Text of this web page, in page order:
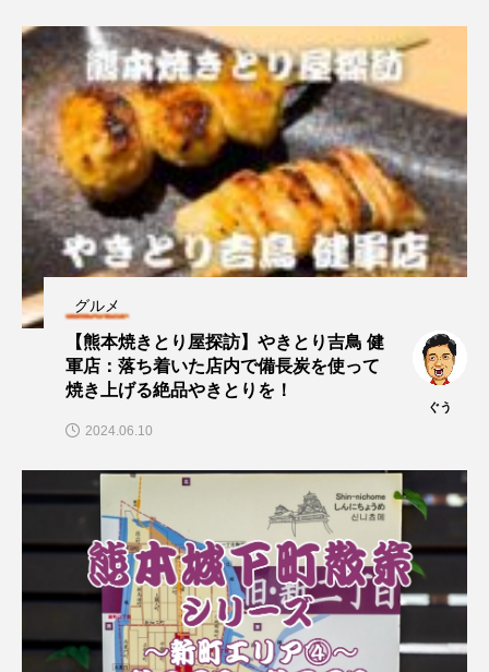
グルメ
【熊本焼きとり屋探訪】やきとり吉鳥 健
軍店：落ち着いた店内で備長炭を使って
焼き上げる絶品やきとりを！
ぐう
2024.06.10